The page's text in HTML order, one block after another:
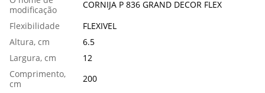
modificação
CORNIJA P 836 GRAND DECOR FLEX
Flexibilidade
FLEXIVEL
Altura, cm
6.5
Largura, cm
12
Comprimento,
сm
200